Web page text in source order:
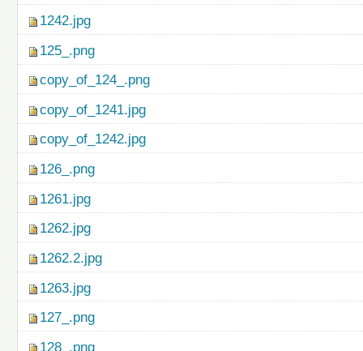
1242.jpg
125_.png
copy_of_124_.png
copy_of_1241.jpg
copy_of_1242.jpg
126_.png
1261.jpg
1262.jpg
1262.2.jpg
1263.jpg
127_.png
128_.png